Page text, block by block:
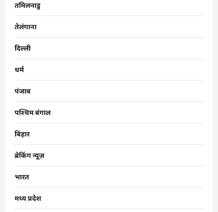
तमिलनाडु
तेलंगाना
दिल्ली
धर्म
पंजाब
पश्चिम बंगाल
बिहार
ब्रेकिंग न्यूज़
भारत
मध्य प्रदेश